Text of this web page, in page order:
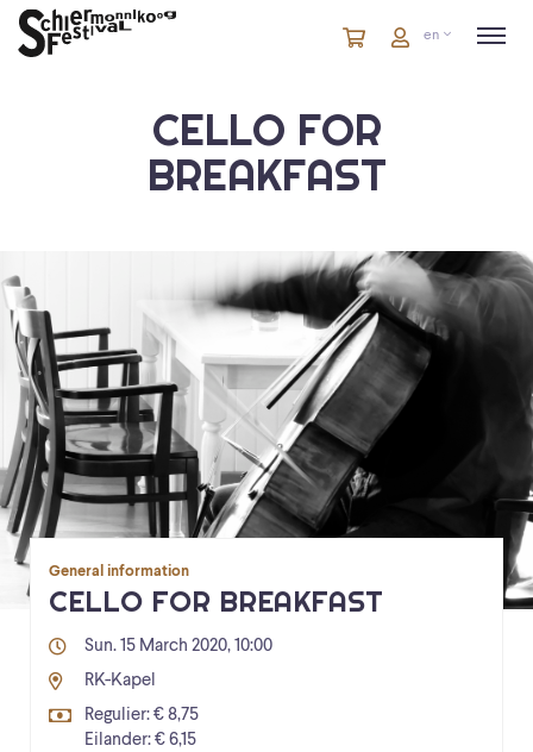
CartitemsCarten
CELLO FOR
BREAKFAST
General information
CELLO FOR BREAKFAST
Sun. 15 March 2020, 10:00
RK-Kapel
Regulier: € 8,75
Eilander: € 6,15